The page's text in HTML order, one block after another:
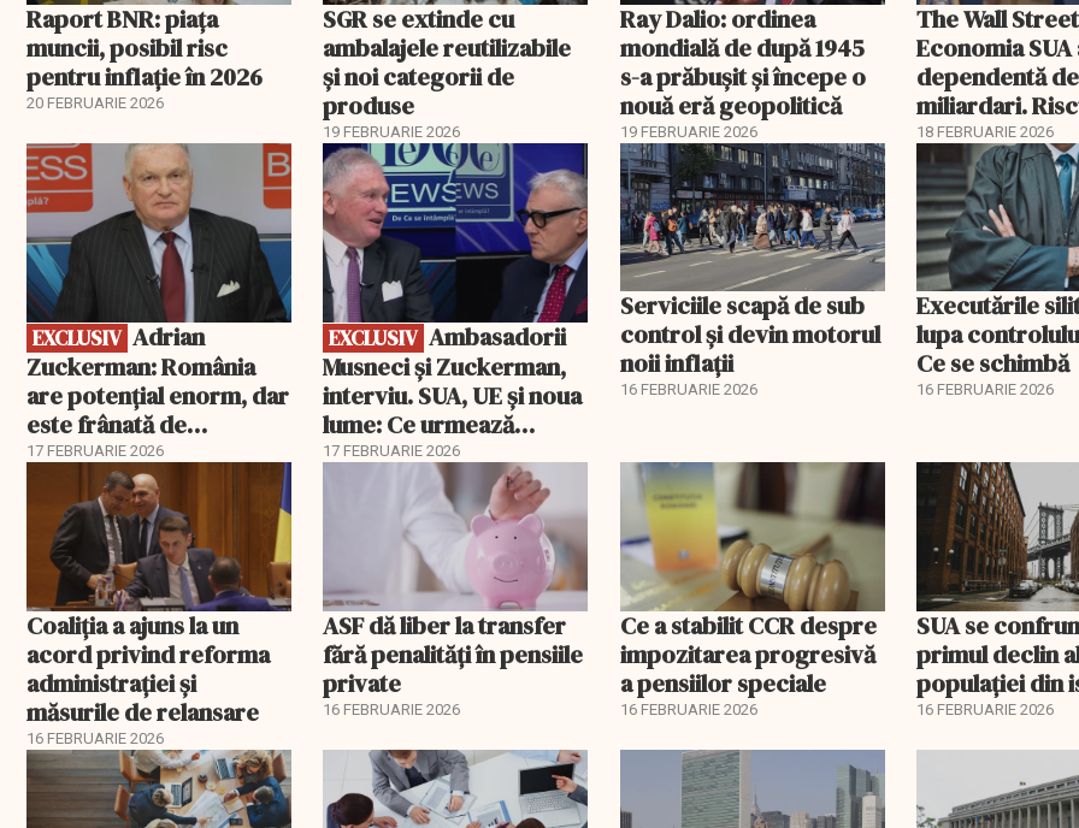
Raport BNR: piața
muncii, posibil risc
pentru inflație în 2026
20 FEBRUARIE 2026
SGR se extinde cu
ambalajele reutilizabile
și noi categorii de
produse
19 FEBRUARIE 2026
Ray Dalio: ordinea
mondială de după 1945
s-a prăbușit și începe o
nouă eră geopolitică
19 FEBRUARIE 2026
The Wall
Economia
dependentă de
miliardari.
pentru burse
18 FEBRUARIE 2026
EXCLUSIV
EXCLUSIV
Zuckerman: România
are potențial enorm, dar
este frânată de
corupție, companii de
stat și influența
propagandei ruse
17 FEBRUARIE 2026
EXCLUSIV
EXCLUSIV Ambasadorii
Musneci și Zuckerman,
interviu. SUA, UE și noua
lume: Ce urmează
pentru România
17 FEBRUARIE 2026
Serviciile scapă de sub
control și devin motorul
noii inflații
16 FEBRUARIE 2026
Executările
lupa
Ce se schimbă
16 FEBRUARIE 2026
Coaliția a ajuns la un
acord privind reforma
administrației și
măsurile de relansare
16 FEBRUARIE 2026
ASF dă liber la transfer
fără penalități în pensiile
private
16 FEBRUARIE 2026
Ce a stabilit CCR despre
impozitarea progresivă
a pensiilor speciale
16 FEBRUARIE 2026
SUA se
primul declin
populației din
16 FEBRUARIE 2026